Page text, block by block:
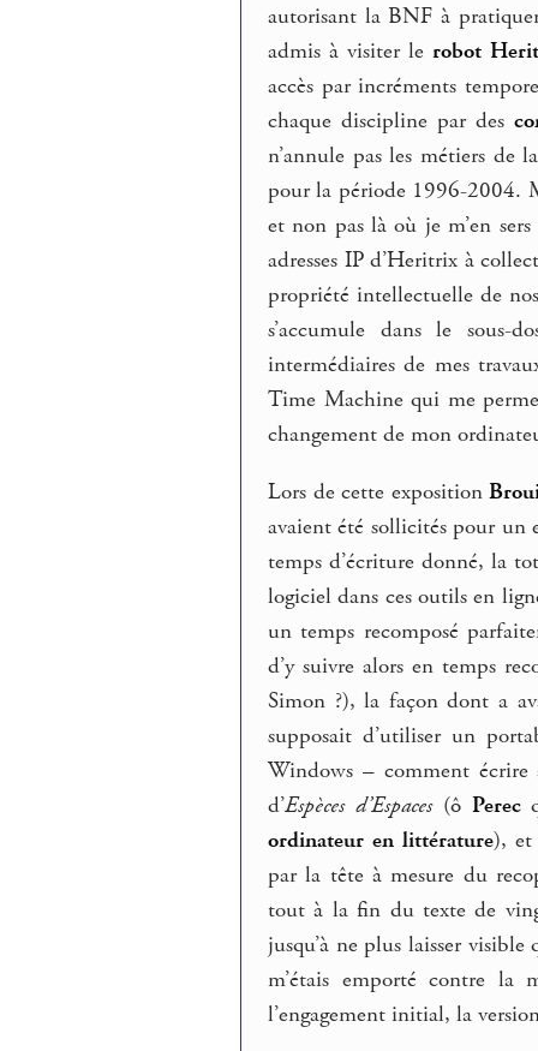
autorisant la BNF à
admis à visiter le robot
accès par incréments
chaque discipline par des
n’annule pas les métiers
pour la période 1996-2004.
et non pas là où je m’en
adresses IP d’Heritrix à
propriété intellectuelle de
s’accumule dans le sous-
intermédiaires de mes
Time Machine qui me
changement de mon
Lors de cette exposition
avaient été sollicités pour un
temps d’écriture donné, la
logiciel dans ces outils en
un temps recomposé
d’y suivre alors en temps
Simon ?), la façon dont a
supposait d’utiliser un
Windows – comment écrire
d’Espèces d’Espaces(ô Perec
ordinateur en littérature), et
par la tête à mesure du
tout à la fin du texte de
jusqu’à ne plus laisser
m’étais emporté contre la
l’engagement initial, la